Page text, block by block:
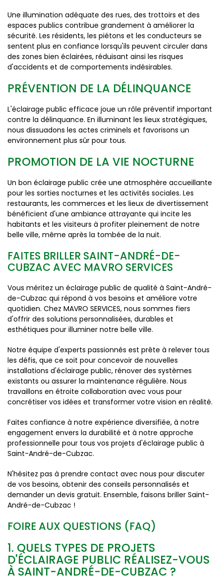
Une illumination adéquate des rues, des trottoirs et des
espaces publics contribue grandement à améliorer la
sécurité. Les résidents, les piétons et les conducteurs se
sentent plus en confiance lorsqu'ils peuvent circuler dans
des zones bien éclairées, réduisant ainsi les risques
d'accidents et de comportements indésirables.
PRÉVENTION DE LA DÉLINQUANCE
L'éclairage public efficace joue un rôle préventif important
contre la délinquance. En illuminant les lieux stratégiques,
nous dissuadons les actes criminels et favorisons un
environnement plus sûr pour tous.
PROMOTION DE LA VIE NOCTURNE
Un bon éclairage public crée une atmosphère accueillante
pour les sorties nocturnes et les activités sociales. Les
restaurants, les commerces et les lieux de divertissement
bénéficient d'une ambiance attrayante qui incite les
habitants et les visiteurs à profiter pleinement de notre
belle ville, même après la tombée de la nuit.
FAITES BRILLER SAINT-ANDRÉ-DE-
CUBZAC AVEC MAVRO SERVICES
Vous méritez un éclairage public de qualité à Saint-André-
de-Cubzac qui répond à vos besoins et améliore votre
quotidien. Chez MAVRO SERVICES, nous sommes fiers
d'offrir des solutions personnalisées, durables et
esthétiques pour illuminer notre belle ville.
Notre équipe d'experts passionnés est prête à relever tous
les défis, que ce soit pour concevoir de nouvelles
installations d'éclairage public, rénover des systèmes
existants ou assurer la maintenance régulière. Nous
travaillons en étroite collaboration avec vous pour
concrétiser vos idées et transformer votre vision en réalité.
Faites confiance à notre expérience diversifiée, à notre
engagement envers la durabilité et à notre approche
professionnelle pour tous vos projets d'éclairage public à
Saint-André-de-Cubzac.
N'hésitez pas à prendre contact avec nous pour discuter
de vos besoins, obtenir des conseils personnalisés et
demander un devis gratuit. Ensemble, faisons briller Saint-
André-de-Cubzac !
FOIRE AUX QUESTIONS (FAQ)
1. QUELS TYPES DE PROJETS
D'ÉCLAIRAGE PUBLIC RÉALISEZ-VOUS
À SAINT-ANDRÉ-DE-CUBZAC ?